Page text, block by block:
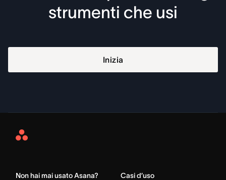
strumenti che usi
Inizia
Asana
Non hai mai usato Asana? Casi d’uso